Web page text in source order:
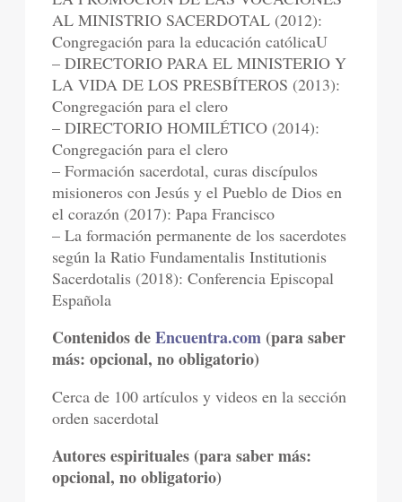
AL MINISTRIO SACERDOTAL (2012):
Congregación para la educación católicaU
– DIRECTORIO PARA EL MINISTERIO Y
LA VIDA DE LOS PRESBÍTEROS (2013):
Congregación para el clero
– DIRECTORIO HOMILÉTICO (2014):
Congregación para el clero
– Formación sacerdotal, curas discípulos
misioneros con Jesús y el Pueblo de Dios en
el corazón (2017): Papa Francisco
– La formación permanente de los sacerdotes
según la Ratio Fundamentalis Institutionis
Sacerdotalis (2018): Conferencia Episcopal
Española
Contenidos deEncuentra.com (para saber
más: opcional, no obligatorio)
Cerca de 100 artículos y videos en la sección
orden sacerdotal
Autores espirituales (para saber más:
opcional, no obligatorio)